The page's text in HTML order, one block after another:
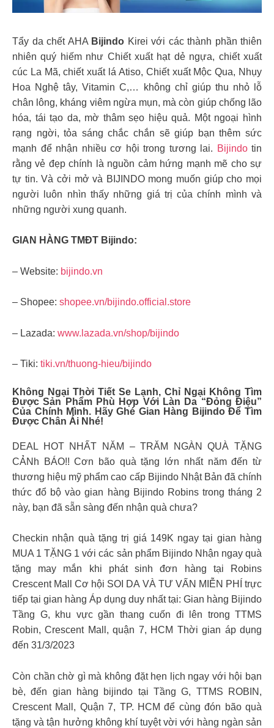
Tẩy da chết AHA Bijindo Kirei với các thành phần thiên
nhiên quý hiếm như Chiết xuất hạt dẻ ngựa, chiết xuất
cúc La Mã, chiết xuất lá Atiso, Chiết xuất Mộc Qua, Nhụy
Hoa Nghệ tây, Vitamin C,… không chỉ giúp thu nhỏ lỗ
chân lông, kháng viêm ngừa mụn, mà còn giúp chống lão
hóa, tái tạo da, mờ thâm sẹo hiệu quả. Một ngoại hình
rạng ngời, tỏa sáng chắc chắn sẽ giúp bạn thêm sức
mạnh để nhận nhiều cơ hội trong tương lai. Bijindotin
rằng vẻ đẹp chính là nguồn cảm hứng mạnh mẽ cho sự
tự tin. Và cởi mở và BIJINDO mong muốn giúp cho mọi
người luôn nhìn thấy những giá trị của chính mình và
những người xung quanh.
GIAN HÀNG TMĐT Bijindo:
– Website: bijindo.vn
– Shopee: shopee.vn/bijindo.official.store
– Lazada: www.lazada.vn/shop/bijindo
– Tiki: tiki.vn/thuong-hieu/bijindo
Không Ngại Thời Tiết Se Lạnh, Chỉ Ngại Không Tìm
Được Sản Phẩm Phù Hợp Với Làn Da “đỏng Điệu”
Của Chính Mình. Hãy Ghé Gian Hàng Bijindo Để Tìm
Được Chân Ái Nhé!
DEAL HOT NHẤT NĂM – TRĂM NGÀN QUÀ TẶNG
CẢNh BÁO!! Cơn bão quà tặng lớn nhất năm đến từ
thương hiệu mỹ phẩm cao cấp Bijindo Nhật Bản đã chính
thức đổ bộ vào gian hàng Bijindo Robins trong tháng 2
này, bạn đã sẵn sàng đến nhận quà chưa?
Checkin nhận quà tặng trị giá 149K ngay tại gian hàng
MUA 1 TẶNG 1 với các sản phẩm Bijindo Nhận ngay quà
tặng may mắn khi phát sinh đơn hàng tại Robins
Crescent Mall Cơ hội SOI DA VÀ TƯ VẤN MIỄN PHÍ trực
tiếp tại gian hàng Áp dụng duy nhất tại: Gian hàng Bijindo
Tầng G, khu vực gần thang cuốn đi lên trong TTMS
Robin, Crescent Mall, quận 7, HCM Thời gian áp dụng
đến 31/3/2023
Còn chần chờ gì mà không đặt hẹn lịch ngay với hội bạn
bè, đến gian hàng bijindo tại Tầng G, TTMS ROBIN,
Crescent Mall, Quận 7, TP. HCM để cùng đón bão quà
tặng và tận hưởng không khí tuyệt vời với hàng ngàn sản